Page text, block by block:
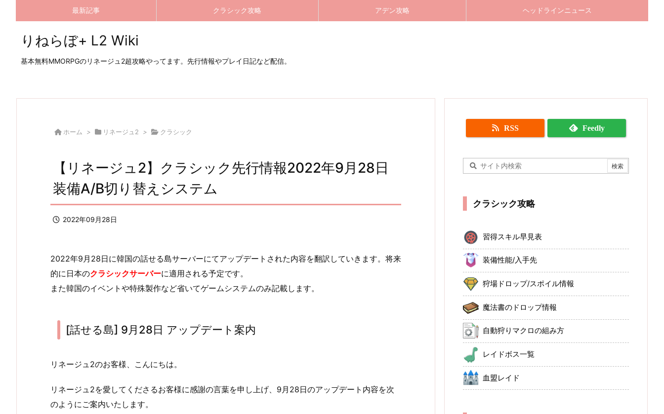
最新記事 クラシック攻略 アデン攻略 ヘッドラインニュース
りねらぼ+ L2 Wiki
基本無料MMORPGのリネージュ2超攻略やってます。先行情報やプレイ日記など配信。
ホーム > リネージュ2 > クラシック
【リネージュ2】クラシック先行情報2022年9月28日
装備A/B切り替えシステム
2022年09月28日
2022年9月28日に韓国の話せる島サーバーにてアップデートされた内容を翻訳していきます。将来
的に日本のクラシックサーバーに適用される予定です。
また韓国のイベントや特殊製作など省いてゲームシステムのみ記載します。
[話せる島] 9月28日 アップデート案内
リネージュ2のお客様、こんにちは。
リネージュ2を愛してくださるお客様に感謝の言葉を申し上げ、9月28日のアップデート内容を次
のようにご案内いたします。
RSS Feedly
クラシック攻略
習得スキル早見表
装備性能/入手先
狩場ドロップ/スポイル情報
魔法書のドロップ情報
自動狩りマクロの組み方
レイドボス一覧
血盟レイド